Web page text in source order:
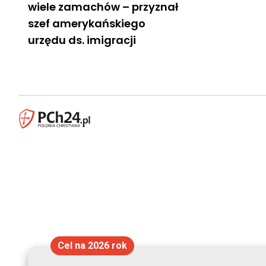
wiele zamachów – przyznał
szef amerykańskiego
urzędu ds. imigracji
Cel na 2026 rok